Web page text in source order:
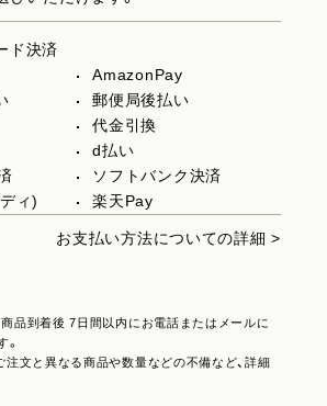
ド決済
AmazonPay
郵便局後払い
代金引換
d払い
ソフトバンク決済
ィ)
楽天Pay
お支払い方法についての詳細 >
品到着後 7日間以内にお電話またはメールに
。
注文と異なる商品や数量などの不備など、詳細